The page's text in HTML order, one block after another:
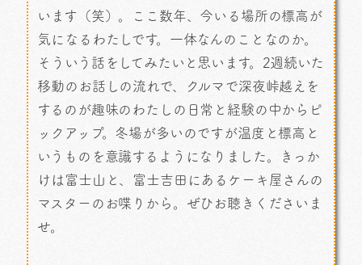
います（笑）。ここ数年、今いる場所の標高が
気になるわたしです。一体なんのことなのか。
そういう話をしてみたいと思います。2週続いた
移動のお話しの流れで、クルマで深夜峠越えを
するのが趣味のわたしの日常と経験の中からピ
ックアップ。冬場が多いのですが温度と標高と
いうものを意識するようになりました。きっか
けは富士山と、富士吉田にあるケーキ屋さんの
マスターのお喋りから。ぜひお聴きくださいま
せ。